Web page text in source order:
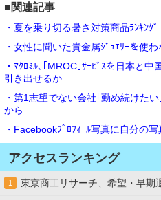
■関連記事
・夏を乗り切る暑さ対策商品ﾗﾝｷﾝ
・女性に聞いた貴金属ｼﾞｭｴﾘｰを使
・ﾏｸﾛﾐﾙ､｢MROC｣ｻｰﾋﾞｽを日本と
引き出せるか
・第1志望でない会社｢勤め続けた
から
・Facebookﾌﾟﾛﾌｨｰﾙ写真に自分の
アクセスランキング
1 東京商工リサーチ、希望・早期